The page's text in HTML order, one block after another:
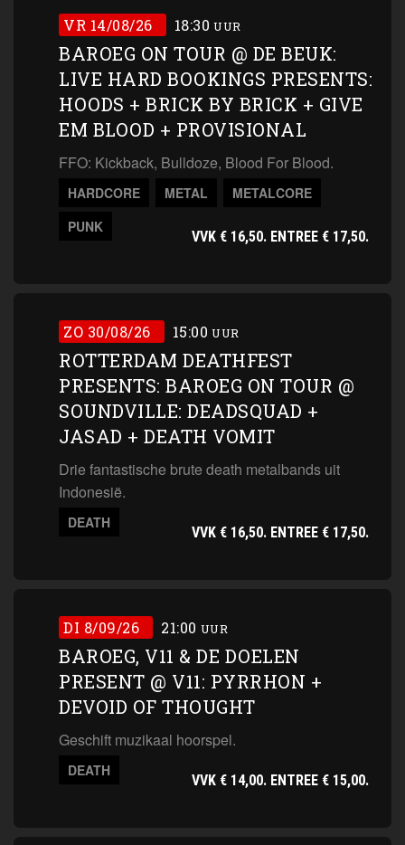
VR 14/08/26 18:30 UUR
BAROEG ON TOUR @ DE BEUK:
LIVE HARD BOOKINGS PRESENTS:
HOODS + BRICK BY BRICK + GIVE
EM BLOOD + PROVISIONAL
FFO: Kickback, Bulldoze, Blood For Blood.
HARDCORE METAL
METALCORE
PUNK
VVK € 16,50. ENTREE € 17,50.
ZO 30/08/26 15:00 UUR
ROTTERDAM DEATHFEST
PRESENTS: BAROEG ON TOUR @
SOUNDVILLE: DEADSQUAD +
JASAD + DEATH VOMIT
Drie fantastische brute death metalbands uit
Indonesië.
DEATH
VVK € 16,50. ENTREE € 17,50.
DI 8/09/26 21:00 UUR
BAROEG, V11 & DE DOELEN
PRESENT @ V11: PYRRHON +
DEVOID OF THOUGHT
Geschift muzikaal hoorspel.
DEATH
VVK € 14,00. ENTREE € 15,00.